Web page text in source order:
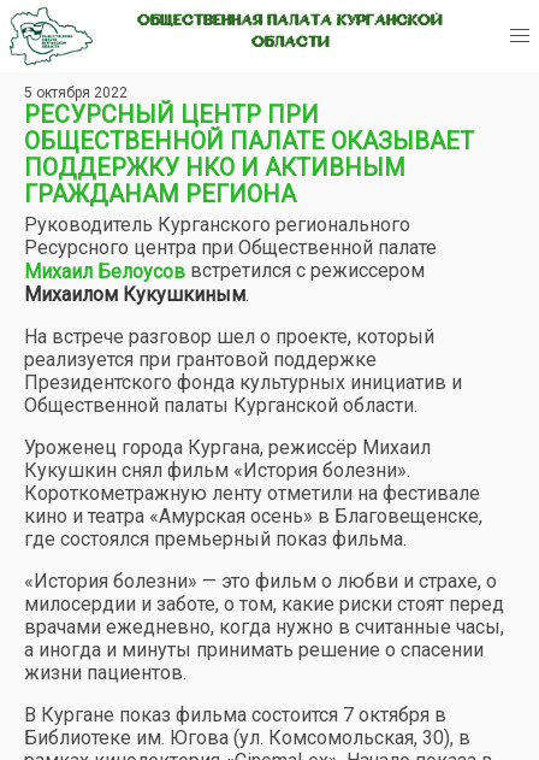
ОБЩЕСТВЕННАЯ ПАЛАТА КУРГАНСКОЙ
ОБЛАСТИ
5 октября 2022
РЕСУРСНЫЙ ЦЕНТР ПРИ
ОБЩЕСТВЕННОЙ ПАЛАТЕ ОКАЗЫВАЕТ
ПОДДЕРЖКУ НКО И АКТИВНЫМ
ГРАЖДАНАМ РЕГИОНА
Руководитель Курганского регионального
Ресурсного центра при Общественной палате
Михаил Белоусов встретился с режиссером
Михаилом Кукушкиным.
На встрече разговор шел о проекте, который
реализуется при грантовой поддержке
Президентского фонда культурных инициатив и
Общественной палаты Курганской области.
Уроженец города Кургана, режиссёр Михаил
Кукушкин снял фильм «История болезни».
Короткометражную ленту отметили на фестивале
кино и театра «Амурская осень» в Благовещенске,
где состоялся премьерный показ фильма.
«История болезни» — это фильм о любви и страхе, о
милосердии и заботе, о том, какие риски стоят перед
врачами ежедневно, когда нужно в считанные часы,
а иногда и минуты принимать решение о спасении
жизни пациентов.
В Кургане показ фильма состоится 7 октября в
Библиотеке им. Югова (ул. Комсомольская, 30), в